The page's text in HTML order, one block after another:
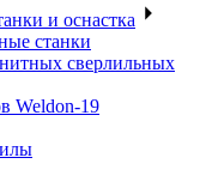
и оснастка
станки
сверлильных
Weldon-19